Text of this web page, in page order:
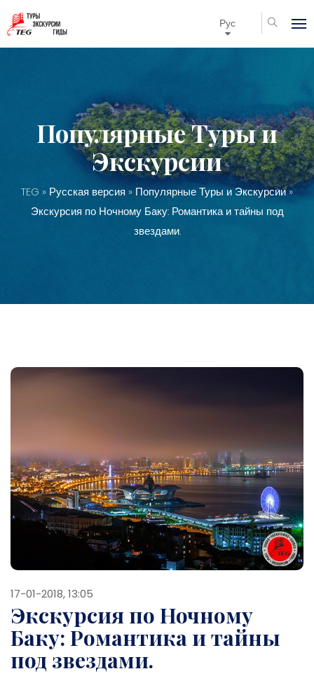
Рус
Популярные Туры и
Экскурсии
TEG » Русская версия» Популярные Туры и Экскурсии»
Экскурсия по Ночному Баку: Романтика и тайны под
звездами.
17-01-2018, 13:05
Экскурсия по Ночному
Баку: Романтика и тайны
под звездами.